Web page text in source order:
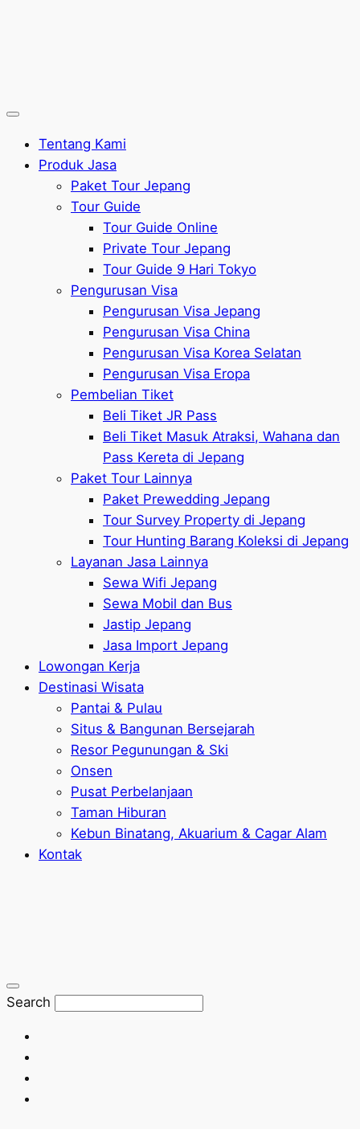
Tentang Kami
Produk Jasa
Paket Tour Jepang
Tour Guide
Tour Guide Online
Private Tour Jepang
Tour Guide 9 Hari Tokyo
Pengurusan Visa
Pengurusan Visa Jepang
Pengurusan Visa China
Pengurusan Visa Korea Selatan
Pengurusan Visa Eropa
Pembelian Tiket
Beli Tiket JR Pass
Beli Tiket Masuk Atraksi, Wahana dan
Pass Kereta di Jepang
Paket Tour Lainnya
Paket Prewedding Jepang
Tour Survey Property di Jepang
Tour Hunting Barang Koleksi di Jepang
Layanan Jasa Lainnya
Sewa Wifi Jepang
Sewa Mobil dan Bus
Jastip Jepang
Jasa Import Jepang
Lowongan Kerja
Destinasi Wisata
Pantai & Pulau
Situs & Bangunan Bersejarah
Resor Pegunungan & Ski
Onsen
Pusat Perbelanjaan
Taman Hiburan
Kebun Binatang, Akuarium & Cagar Alam
Kontak
Search